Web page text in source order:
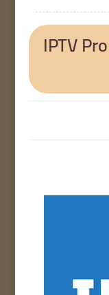
التطبيق المدفـــوع IPTV Pro